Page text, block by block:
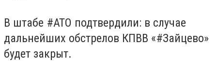
В штабе ‪#‎АТО‬ подтвердили: в случае
дальнейших обстрелов КПВВ «‪#‎Зайцево‬»
будет закрыт.